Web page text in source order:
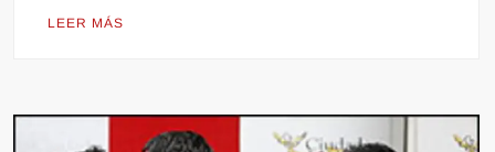
LEER MÁS